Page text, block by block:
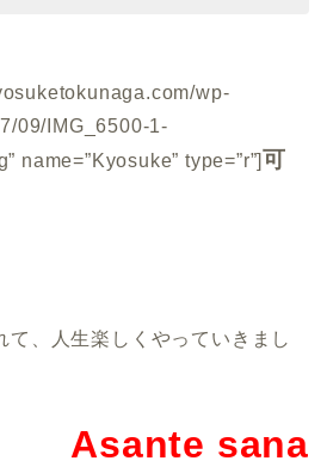
wp-
09/IMG_6500-1-
name=”Kyosuke” type=”r”]可
て、人生楽しくやっていきまし
Asante sana